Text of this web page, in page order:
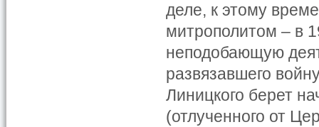
деле, к этому
митрополитом – в
неподобающую
развязавшего
Линицкого берет
(отлученного от